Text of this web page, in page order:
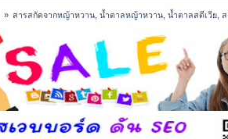
» สารสกัดจากหญ้าหวาน, น้ำตาลหญ้าหวาน, น้ำตาลสตีเวีย, ส